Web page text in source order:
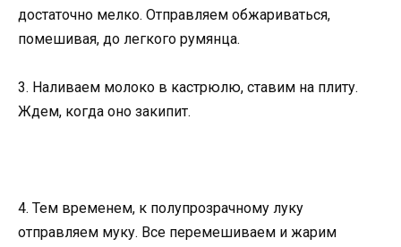
достаточно мелко. Отправляем обжариваться,
помешивая, до легкого румянца.
3. Наливаем молоко в кастрюлю, ставим на плиту.
Ждем, когда оно закипит.
4. Тем временем, к полупрозрачному луку
отправляем муку. Все перемешиваем и жарим